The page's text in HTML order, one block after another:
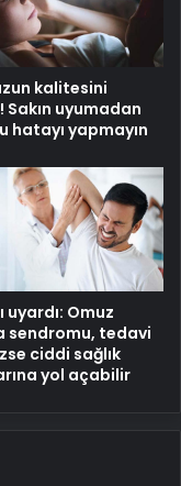
kalitesini
Sakın uyumadan
hatayı yapmayın
uyardı: Omuz
sendromu, tedavi
ciddi sağlık
yol açabilir